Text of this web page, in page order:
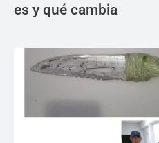
es y qué cambia